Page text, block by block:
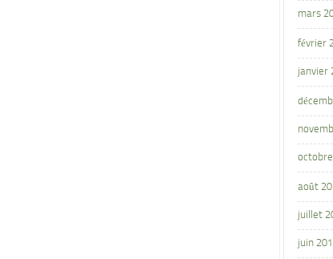
mars
février
janvier
août
juillet
juin